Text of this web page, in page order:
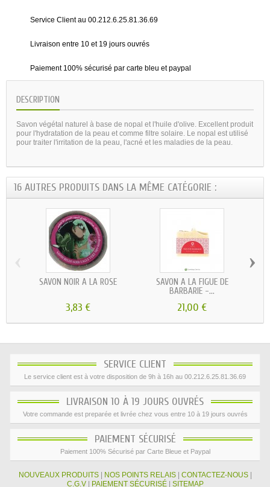
Service Client au 00.212.6.25.81.36.69
Livraison entre 10 et 19 jours ouvrés
Paiement 100% sécurisé par carte bleu et paypal
DESCRIPTION
Savon végétal naturel à base de nopal et l'huile d'olive. Excellent produit
pour l'hydratation de la peau et comme filtre solaire. Le nopal est utilisé
pour traiter l'irritation de la peau, l'acné et les maladies de la peau.
16 AUTRES PRODUITS DANS LA MÊME CATÉGORIE :
SAVON NOIR À LA ROSE
3,83 €
SAVON À LA FIGUE DE
BARBARIE -...
21,00 €
›
SERVICE CLIENT
Le service client est à votre disposition de 9h à 16h au 00.212.6.25.81.36.69
LIVRAISON 10 À 19 JOURS OUVRÉS
Votre commande est preparée et livrée chez vous entre 10 à 19 jours ouvrés
PAIEMENT SÉCURISÉ
Paiement 100% Sécurisé par Carte Bleue et Paypal
NOUVEAUX PRODUITS| NOS POINTS RELAIS| CONTACTEZ-NOUS|
C.G.V| PAIEMENT SÉCURISÉ| SITEMAP